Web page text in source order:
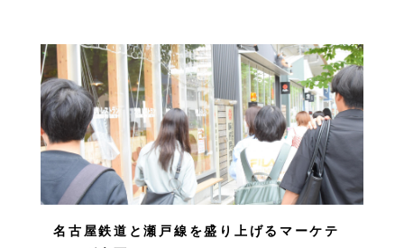
名古屋鉄道と瀬戸線を盛り上げるマーケテ